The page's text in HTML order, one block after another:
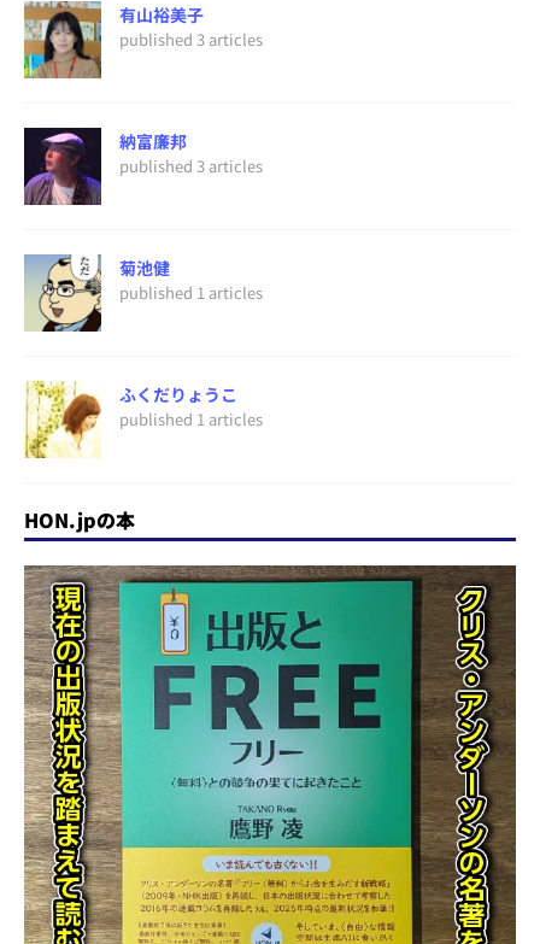
有山裕美子
published 3 articles
納富廉邦
published 3 articles
菊池健
published 1 articles
ふくだりょうこ
published 1 articles
HON.jpの本